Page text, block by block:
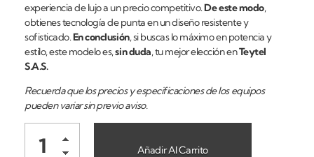
experiencia de lujo a un precio competitivo.De este modo,
obtienes tecnología de punta en un diseño resistente y
sofisticado.En conclusión, si buscas lo máximo en potencia y
estilo, este modelo es,sin duda, tu mejor elección enTeytel
S.A.S.
Recuerda que los precios y especificaciones de los equipos
pueden variar sin previo aviso.
Añadir Al Carrito